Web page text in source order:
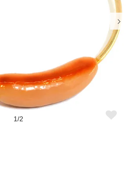
1/2